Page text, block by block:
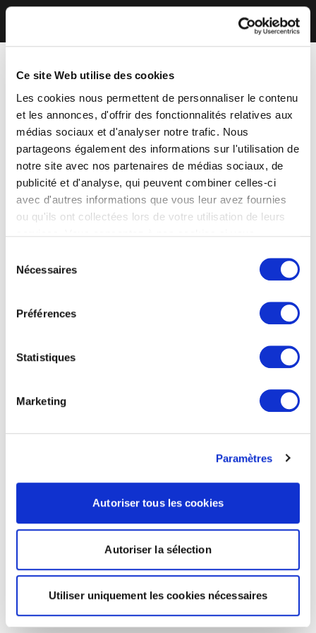
Ce site Web utilise des cookies
Les cookies nous permettent de personnaliser le contenu
et les annonces, d'offrir des fonctionnalités relatives aux
médias sociaux et d'analyser notre trafic. Nous
partageons également des informations sur l'utilisation de
notre site avec nos partenaires de médias sociaux, de
publicité et d'analyse, qui peuvent combiner celles-ci
avec d'autres informations que vous leur avez fournies
ou qu'ils ont collectées lors de votre utilisation de leurs
Nécessaires
Préférences
Statistiques
Marketing
Paramètres
Autoriser tous les cookies
Autoriser la sélection
Utiliser uniquement les cookies nécessaires